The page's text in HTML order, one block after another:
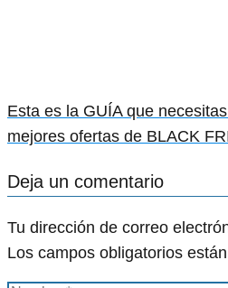
Esta es la GUÍA que
mejores ofertas de BLACK
Deja un comentario
Tu dirección de correo
Los campos obligatorios